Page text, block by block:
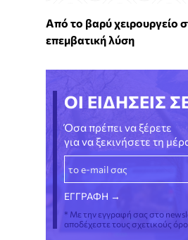
Από το βαρύ χειρουργείο
επεμβατική λύση
ΟΙ ΕΙΔΗΣΕΙΣ
Όσα πρέπει να ξέρετε
για να ξεκινήσετε τη
* Με την εγγραφή σας στο
αποδέχεστε τους σχετικούς